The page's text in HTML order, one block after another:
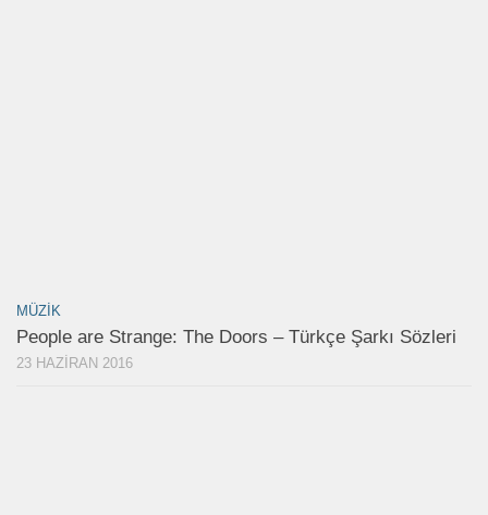
MÜZIK
People are Strange: The Doors – Türkçe Şarkı Sözleri
23 HAZIRAN 2016